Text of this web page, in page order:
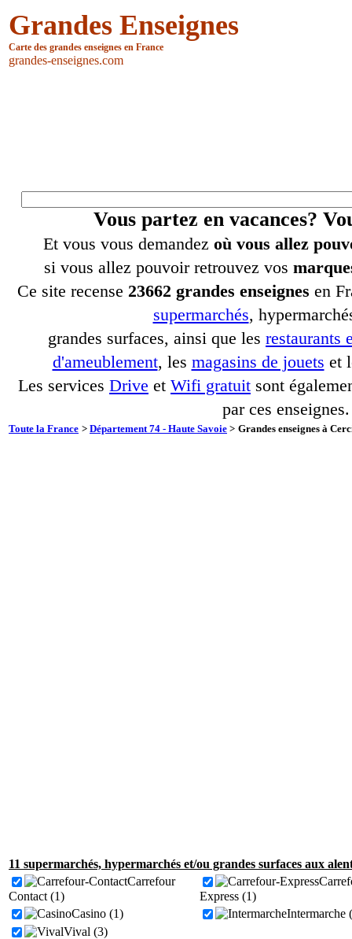
Grandes Enseignes
Carte des grandes enseignes en France
grandes-enseignes.com
Vous partez en vacances?
Et vous vous demandez où vous allez
si vous allez pouvoir retrouvez vos
Ce site recense 23662 grandes enseignes en
supermarchés,
grandes surfaces, ainsi que les restaurants
d'ameublement, les magasins de jouets et
Les services Drive et Wifi gratuit sont
par ces enseignes.
Toute la France > Département 74 - Haute Savoie > Grandes enseignes à
11 supermarchés, hypermarchés et/ou grandes surfaces aux
Carrefour
Contact (1)
Express (1)
Casino (1)
Intermarche
Vival (3)